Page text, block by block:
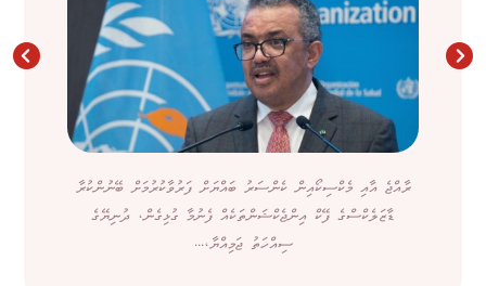
ރާއްޖެ އާއި މެކްސިކޯއިން ކެންސަރު ބައްޔަށް ފަރުވާކުރުމަށް ބޭނުންކުރާ
ޑާޒަލެކްސްގެ ފޭކް އިންޖެކްޝަންތަކެއް ފެނުމާ ގުޅިގެން، ދުނިޔޭގެ
ސިއްހަތު ޖަމިއްޔާ،...